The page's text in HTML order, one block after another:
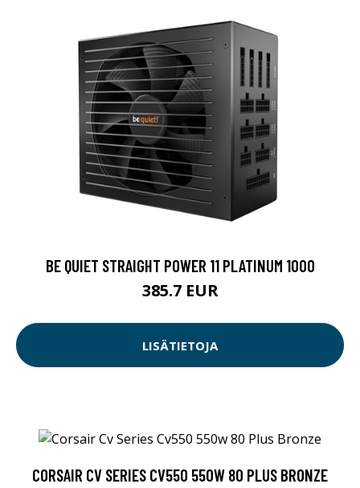
BE QUIET STRAIGHT POWER 11 PLATINUM 1000
385.7 EUR
LISÄTIETOJA
CORSAIR CV SERIES CV550 550W 80 PLUS BRONZE